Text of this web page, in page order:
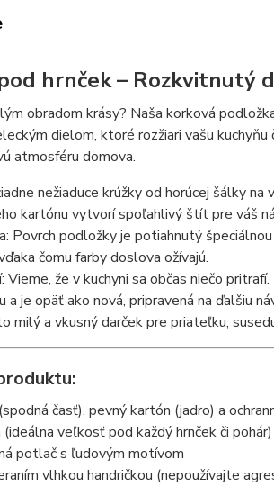
hrnček – Rozkvitnutý
obradom krásy? Naša korková
dielom, ktoré rozžiari vašu
atmosféru domova.
nežiaduce krúžky od horúcej šálky
kartónu vytvorí spoľahlivý štít pre váš
Povrch podložky je potiahnutý
čomu farby doslova ožívajú.
Vieme, že v kuchyni sa občas niečo
je opäť ako nová, pripravená na ďalšiu
milý a vkusný darček pre priateľku,
časť), pevný kartón (jadro) a
veľkosť pod každý hrnček či pohár)
potlač s ľudovým motívom
vlhkou handričkou (nepoužívajte